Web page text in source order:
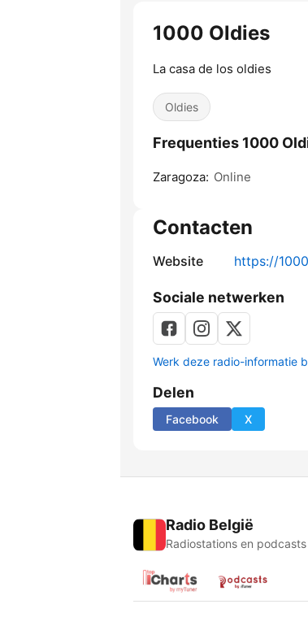
1000 Oldies
La casa de los oldies
Oldies
Frequenties 1000
Zaragoza: Online
Contacten
Website https://
Sociale netwerken
Werk deze radio-informatie
Delen
Facebook X
Radio België
Radiostations en podcasts